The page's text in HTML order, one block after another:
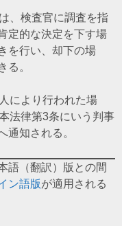
、検査官に調査を指
定的な決定を下す場
を行い、却下の場
る。
により行われた場
法律第3条にいう判事
通知される。
語（翻訳）版との間
ン語版が適用される